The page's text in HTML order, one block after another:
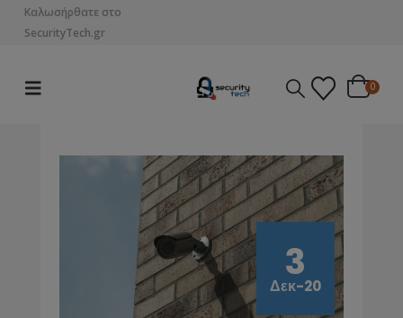
Καλωσήρθατε στο
SecurityTech.gr
0
3
Δεκ-20
Η ευκολία στη χρήση και
των IP καμερών: Η εξειδίκευση
της SecurityTech.gr στο